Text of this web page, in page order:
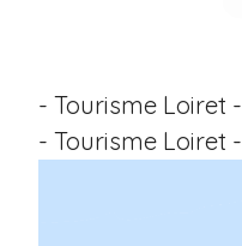
- Tourisme Loiret -
- Tourisme Loiret -